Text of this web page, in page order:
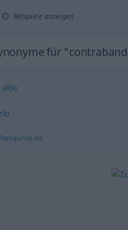
Beispiele anzeigen
für
alijo
es